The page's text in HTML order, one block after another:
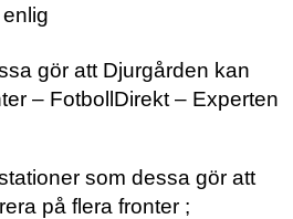
gör att Djurgården kan
– FotbollDirekt – Experten
som dessa gör att
på flera fronter ;